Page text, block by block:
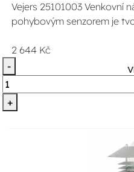
Vejers 25101003 Venkovní
pohybovým senzorem je
2 644 Kč
-
+